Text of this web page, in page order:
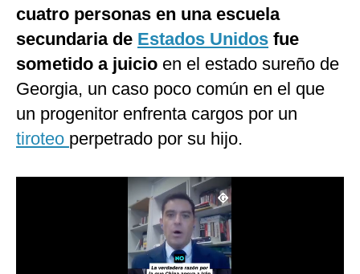
Club del Suscriptor
Mix
G de Gestión
Notas Contratadas
Podcast
cuatro personas en una escuela
secundaria de Estados Unidos fue
sometido a juicio en el estado sureño de
Georgia, un caso poco común en el que
un progenitor enfrenta cargos por un
tiroteo perpetrado por su hijo.